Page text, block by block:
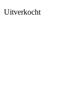
Uitverkocht